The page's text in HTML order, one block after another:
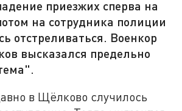
приезжих сперва на
на сотрудника полиции
отстреливаться. Военкор
высказался предельно
в Щёлково случилось